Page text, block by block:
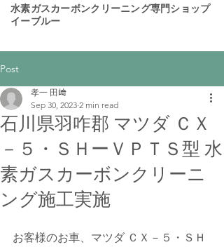
​水素ガスカーボンクリーニング専門ショップ
イーブルー
Post
石川県羽咋郡 マツダ ＣＸ
－５・ＳＨーＶＰＴＳ型 水
素ガスカーボンクリーニ
ング施工実施
孝一 田﨑
Sep 30, 2023 2 min read
お客様のお車、マツダ ＣＸ－５・ＳＨ